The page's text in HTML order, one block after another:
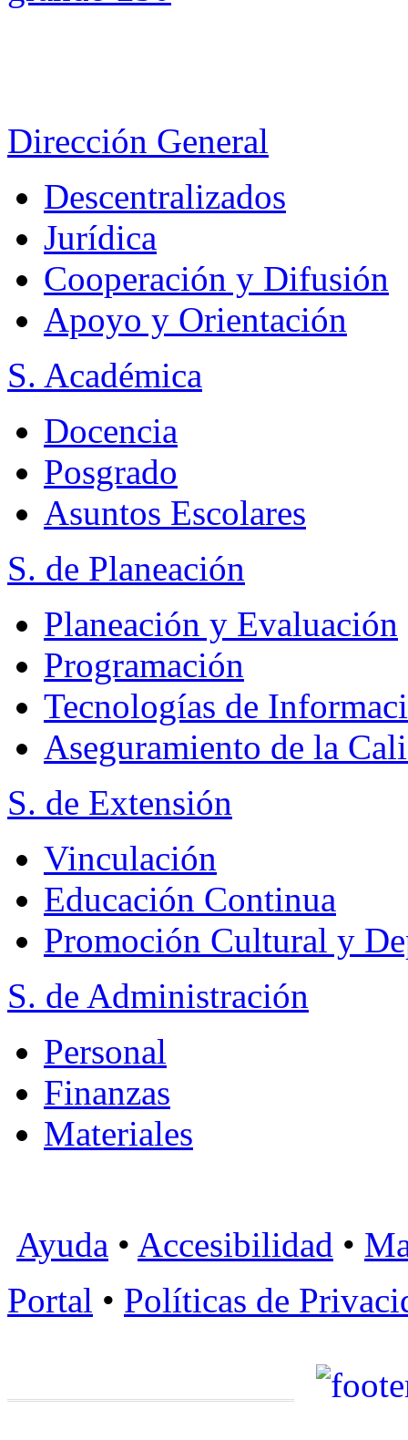
Dirección General
Descentralizados
Jurídica
Cooperación y Difusión
Apoyo y Orientación
S. Académica
Docencia
Posgrado
Asuntos Escolares
S. de Planeación
Planeación y Evaluación
Programación
Tecnologías de
Aseguramiento de la
S. de Extensión
Vinculación
Educación Continua
Promoción Cultural y
S. de Administración
Personal
Finanzas
Materiales
Ayuda • Accesibilidad •
Portal • Políticas de